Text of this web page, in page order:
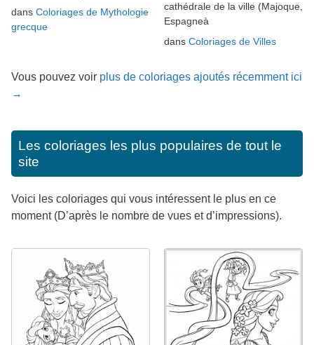
dans Coloriages de Mythologie
grecque
cathédrale de la ville (Majoque,
Espagneà
dans Coloriages de Villes
Vous pouvez voir plus de coloriages ajoutés récemment ici
→
Les coloriages les plus populaires de tout le
site
Voici les coloriages qui vous intéressent le plus en ce
moment (D’après le nombre de vues et d’impressions).